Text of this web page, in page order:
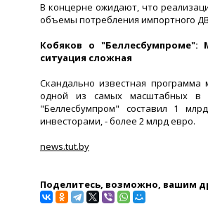
В концерне ожидают, что
объемы потребления импортного
Кобяков о "Беллесбумпроме":
ситуация сложная
Скандально известная
одной из самых масштабных в
"Беллесбумпром" составил 1
инвесторами, - более 2 млрд евро.
news.tut.by
Поделитесь, возможно, вашим